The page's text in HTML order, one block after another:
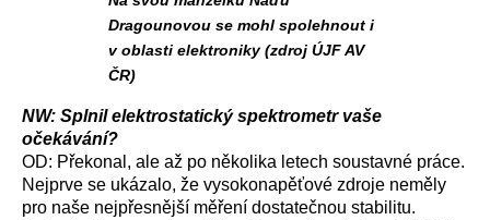
Dragounovou se mohl spolehnout i
v oblasti elektroniky (zdroj ÚJF AV
ČR)
NW: Splnil elektrostatický spektrometr vaše
očekávání?
OD: Překonal, ale až po několika letech soustavné práce.
Nejprve se ukázalo, že vysokonapěťové zdroje neměly
pro naše nejpřesnější měření dostatečnou stabilitu.